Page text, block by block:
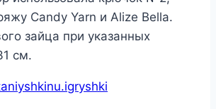
Candy Yarn и Alize Bella.
зайца при указанных
см.